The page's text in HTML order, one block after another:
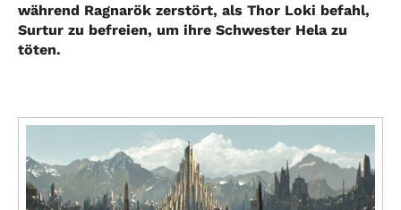
während Ragnarök zerstört, als Thor Loki befahl,
Surtur zu befreien, um ihre Schwester Hela zu
töten.